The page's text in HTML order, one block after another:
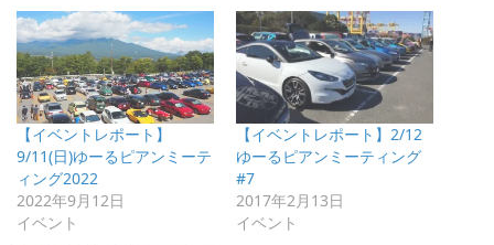
【イベントレポート】
9/11(日)ゆーるピアンミーテ
ィング2022
2022年9月12日
イベント
【イベントレポート】2/12
ゆーるピアンミーティング
#7
2017年2月13日
イベント